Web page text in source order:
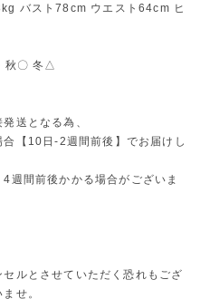
バスト78cm ウエスト64cm ヒ
秋〇 冬△
送となる為、
【10日-2週間前後】でお届けし
週間前後かかる場合がございま
ルとさせていただく恐れもござ
せ。